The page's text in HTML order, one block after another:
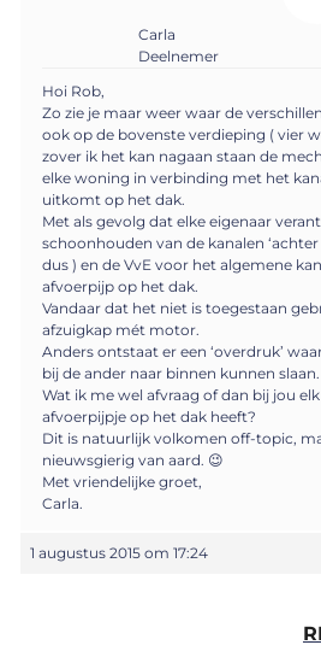
Carla
Deelnemer
Hoi Rob,
Zo zie je maar weer waar de
ook op de bovenste verdieping ( vier
zover ik het kan nagaan staan de
elke woning in verbinding met het
uitkomt op het dak.
Met als gevolg dat elke eigenaar
schoonhouden van de kanalen
dus ) en de VvE voor het algemene
afvoerpijp op het dak.
Vandaar dat het niet is toegestaan
afzuigkap mét motor.
Anders ontstaat er een ‘overdruk’
bij de ander naar binnen kunnen slaan.
Wat ik me wel afvraag of dan bij jou
afvoerpijpje op het dak heeft?
Dit is natuurlijk volkomen off-topic,
nieuwsgierig van aard. 😉
Met vriendelijke groet,
Carla.
1 augustus 2015 om 17:24